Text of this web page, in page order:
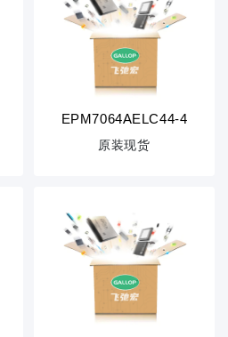
EPM7064AELC44-4
原装现货